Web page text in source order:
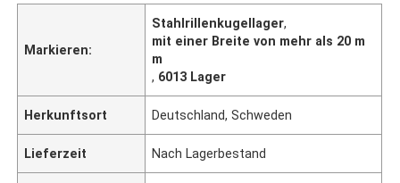
Markieren:
Stahlrillenkugellager,
mit einer Breite von mehr als 20 m
m
, 6013 Lager
Herkunftsort Deutschland, Schweden
Lieferzeit Nach Lagerbestand